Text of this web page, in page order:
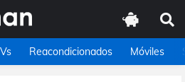
Reacondicionados Móviles